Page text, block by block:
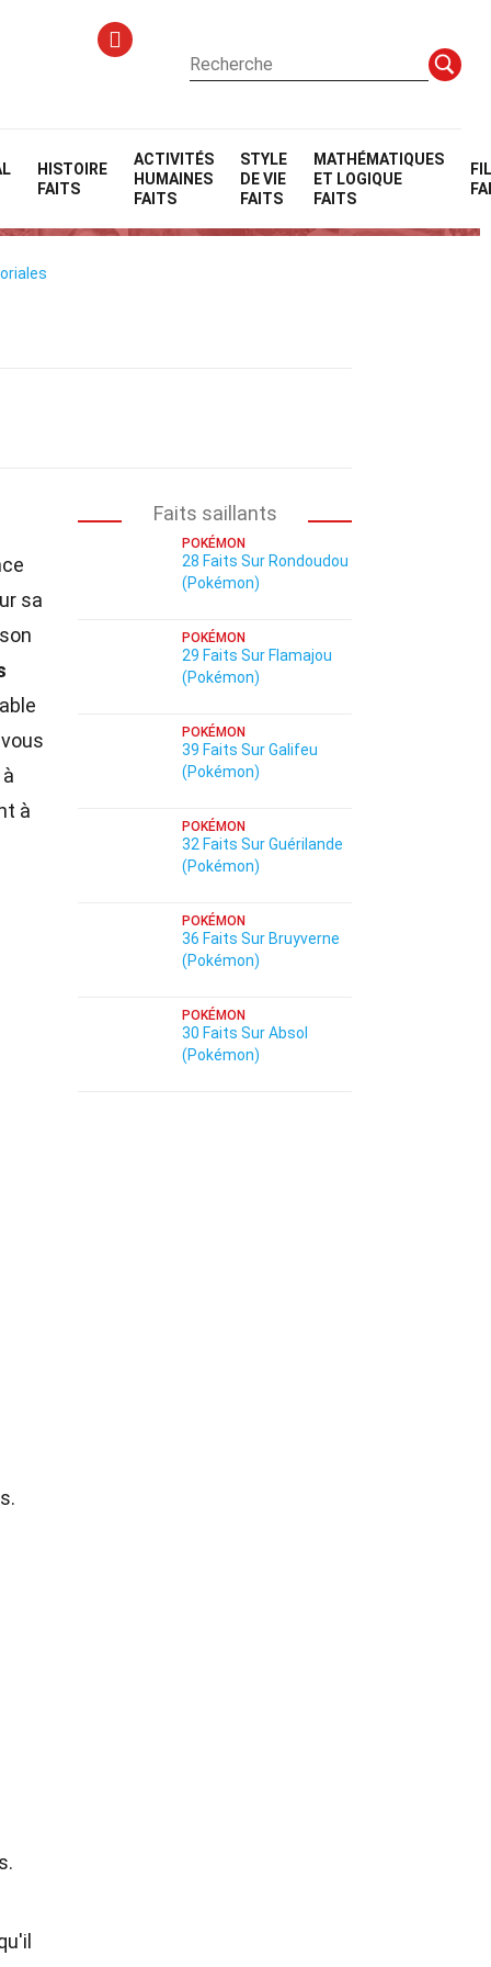
HISTOIRE
FAITS
ACTIVITÉS
HUMAINES
FAITS
STYLE
DE VIE
FAITS
MATHÉMATIQUES
ET LOGIQUE
FAITS
sa
à
Faits saillants
POKÉMON
28 Faits Sur Rondoudou
(Pokémon)
POKÉMON
29 Faits Sur Flamajou
(Pokémon)
POKÉMON
39 Faits Sur Galifeu
(Pokémon)
POKÉMON
32 Faits Sur Guérilande
(Pokémon)
POKÉMON
36 Faits Sur Bruyverne
(Pokémon)
POKÉMON
30 Faits Sur Absol
(Pokémon)